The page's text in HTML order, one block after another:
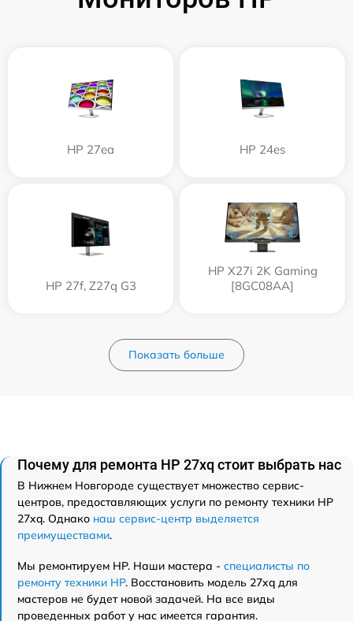
HP 27ea HP 24es
HP 27f, Z27q G3
HP X27i 2K Gaming
[8GC08AA]
Показать больше
Почему для ремонта HP 27xq стоит выбрать нас
В Нижнем Новгороде существует множество сервис-
центров, предоставляющих услуги по ремонту техники HP
27xq. Однако наш сервис-центр выделяется
преимуществами.
Мы ремонтируем HP. Наши мастера - специалисты по
ремонту техники HP. Восстановить модель 27xq для
мастеров не будет новой задачей. На все виды
проведенных работ у нас имеется гарантия.